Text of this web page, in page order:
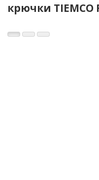
крючки ТIEMCO